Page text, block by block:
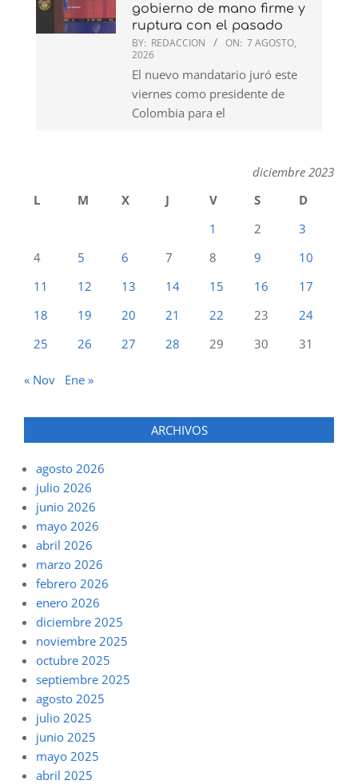
gobierno de mano firme y
ruptura con el pasado
BY: REDACCION ON: 7 AGOSTO,
2026
El nuevo mandatario juró este
viernes como presidente de
Colombia para el
diciembre 2023
L
M X J V S
D
1
2
3
4
5 6 7 8 9
10
11
12 13 14 15 16
17
18
19 20 21 22 23
24
25
26 27 28 29 30 31
« Nov Ene »
ARCHIVOS
agosto 2026
julio 2026
junio 2026
mayo 2026
abril 2026
marzo 2026
febrero 2026
enero 2026
diciembre 2025
noviembre 2025
octubre 2025
septiembre 2025
agosto 2025
julio 2025
junio 2025
mayo 2025
abril 2025